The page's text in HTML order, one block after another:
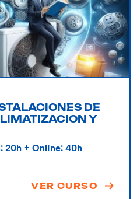
DE
Y
20h + Online: 40h
VER CURSO